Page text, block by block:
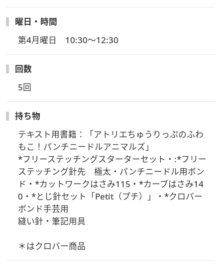
① 4/27 シマエナガのブローチ 教材費：3,000円
② 5/25 お座りパンダのトートバッグ 教材費：4,000円
④ 7/27 ハチワレ猫のブローチ 教材費：3,000円
⑤ 9/28 リスの巾着 教材費：4,000円
■複数受講割引対象の講座です。
【受講方法】
ビデオ・Web会議アプリケーション「Zoom meeting」を使用
します。Zoomのサービス、機能、セキュリティ等を各自ご理
解いただいた上でご参加ください。
【アーカイブ視聴】
開催日より2週間は当日配信したZoom講習のアーカイブ視聴
をしていただくことができます。アーカイブ視聴方法につきま
しては、レッスン終了後にメールにてご案内させていただきま
曜日・時間
第4月曜日　10:30～12:30
回数
5回
持ち物
テキスト用書籍：「アトリエちゅうりっぷのふわ
もこ！パンチニードルアニマルズ」
*フリーステッチングスターターセット・:*フリー
ステッチング針先　極太・パンチニードル用ボン
ド・*カットワークはさみ115・*カーブはさみ14
0・*とじ針セット「Petit（プチ）」・*クロバー
ボンド手芸用
縫い針・筆記用具
＊はクロバー商品